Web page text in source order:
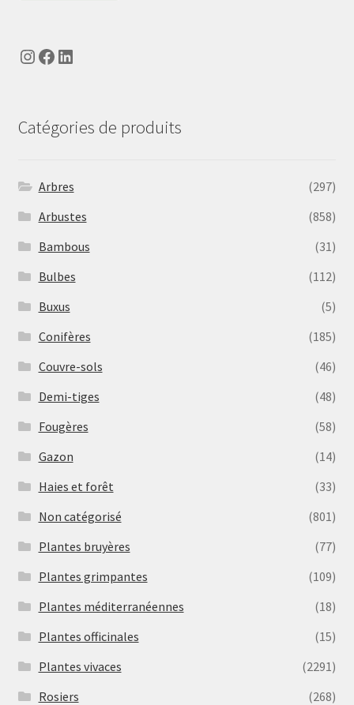
Instagram
Facebook
LinkedIn
Catégories de produits
Arbres
(297)
Arbustes
(858)
Bambous
(31)
Bulbes
(112)
Buxus
(5)
Conifères
(185)
Couvre-sols
(46)
Demi-tiges
(48)
Fougères
(58)
Gazon
(14)
Haies et forêt
(33)
Non catégorisé
(801)
Plantes bruyères
(77)
Plantes grimpantes
(109)
Plantes méditerranéennes
(18)
Plantes officinales
(15)
Plantes vivaces
(2291)
Rosiers
(268)